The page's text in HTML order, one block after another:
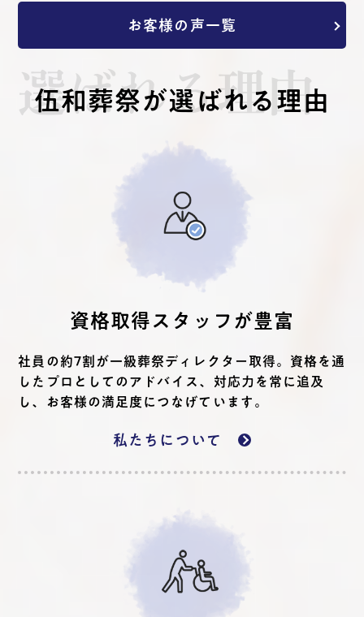
お客様の声一覧
伍和葬祭が選ばれる理由
選ばれる理由
資格取得スタッフが豊富
社員の約7割が一級葬祭ディレクター取得。資格を通
したプロとしてのアドバイス、対応力を常に追及
し、お客様の満足度につなげています。
私たちについて